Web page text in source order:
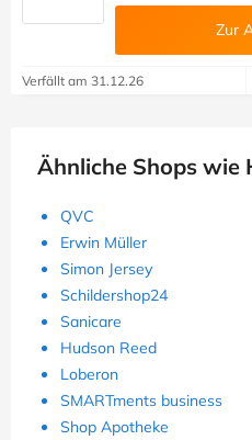
Zur
Verfällt am 31.12.26
Ähnliche Shops wie
QVC
Erwin Müller
Simon Jersey
Schildershop24
Sanicare
Hudson Reed
Loberon
SMARTments business
Shop Apotheke